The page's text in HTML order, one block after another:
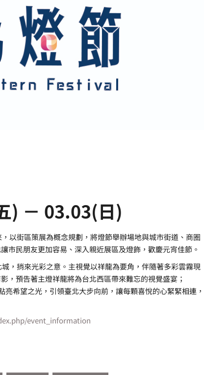
) － 03.03(日)
以街區策展為概念規劃，將燈節舉辦場地與城市街道、商圈
市民朋友更加容易、深入親近展區及燈飾，歡慶元宵佳節。
，捎來光彩之意。主視覺以祥龍為要角，伴隨著多彩雲霧現
，預告著主燈祥龍將為台北西區帶來難忘的視覺盛宴；
亮希望之光，引領臺北大步向前，讓每顆喜悅的心緊緊相連，
event_information